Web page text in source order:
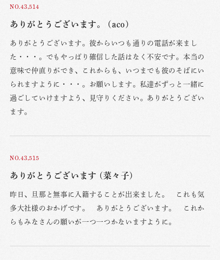
NO.43,514
ありがとうございます。 (aco)
ありがとうございます。彼からいつも通りの電話が来まし
た・・・。でもやっぱり確信した話はなく不安です。本当の
意味で仲直りができ、これからも、いつまでも彼のそばにい
られますように・・・。お願いします。私達がずっと一緒に
過ごしていけますよう、見守りください。ありがとうござい
ます。
NO.43,515
ありがとうございます (菜々子)
昨日、旦那と無事に入籍することが出来ました。 これも気
多大社様のおかげです。 ありがとうございます。 これか
らもみなさんの願いが一つ一つかないますように。